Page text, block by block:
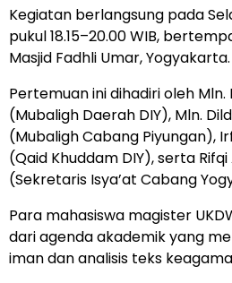
Kegiatan berlangsung pada
pukul 18.15–20.00 WIB,
Masjid Fadhli Umar, Yogyakarta.
Pertemuan ini dihadiri oleh
(Mubaligh Daerah DIY), Mln.
(Mubaligh Cabang Piyungan),
(Qaid Khuddam DIY), serta
(Sekretaris Isya’at Cabang
Para mahasiswa magister
dari agenda akademik yang
iman dan analisis teks